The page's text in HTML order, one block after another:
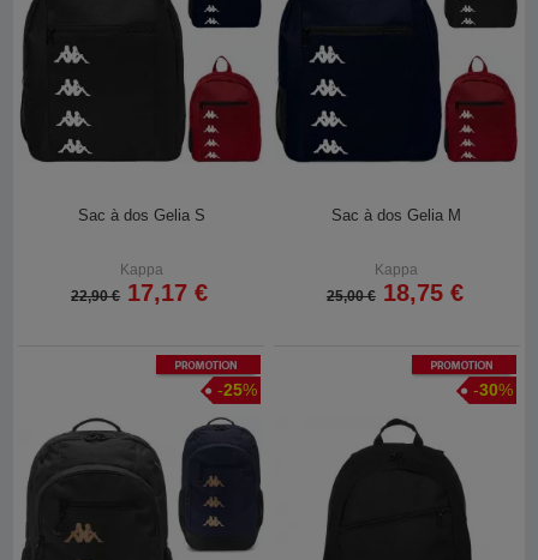
Sac à dos Gelia S
Kappa
22,90 € 17,17 €
Sac à dos Gelia M
Kappa
25,00 € 18,75 €
Promotion
-25%
Promotion
-30%